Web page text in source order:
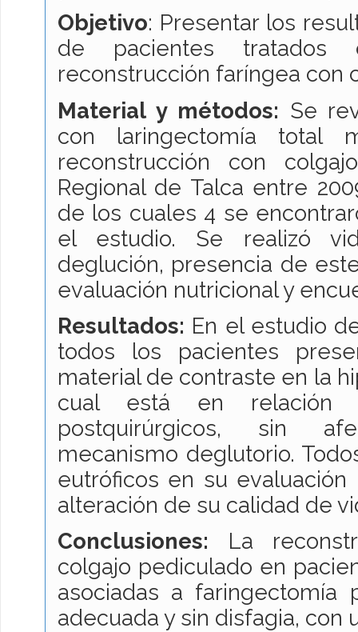
Objetivo: Presentar los
de pacientes tratados
reconstrucción faríngea con
Material y métodos: Se
con laringectomía total
reconstrucción con
Regional de Talca entre
de los cuales 4 se
el estudio. Se realizó
deglución, presencia de
evaluación nutricional y
Resultados: En el estudio
todos los pacientes
material de contraste en la
cual está en relación
postquirúrgicos, sin
mecanismo deglutorio.
eutróficos en su
alteración de su calidad de
Conclusiones: La
colgajo pediculado en
asociadas a faringectomía
adecuada y sin disfagia, con